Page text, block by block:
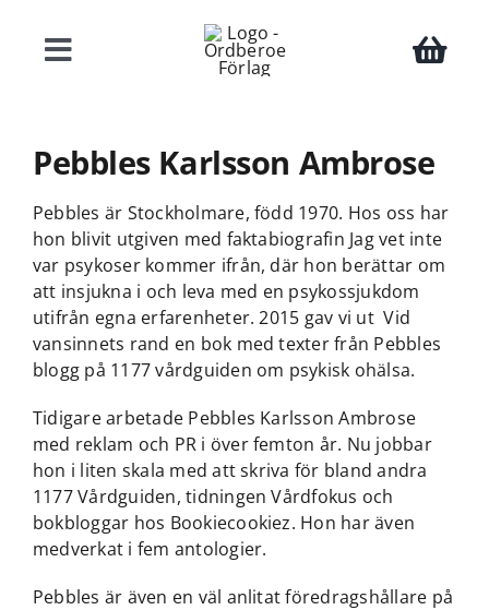
innehålletToggle
Författare
Teman
Press
Kontakt
Pebbles Karlsson Ambrose
Pebbles är Stockholmare, född 1970. Hos oss har
hon blivit utgiven med faktabiografin Jag vet inte
var psykoser kommer ifrån, där hon berättar om
att insjukna i och leva med en psykossjukdom
utifrån egna erfarenheter. 2015 gav vi utVid
vansinnets rand en bok med texter från Pebbles
blogg på 1177 vårdguiden om psykisk ohälsa.
Tidigare arbetade Pebbles Karlsson Ambrose
med reklam och PR i över femton år. Nu jobbar
hon i liten skala med att skriva för bland andra
1177 Vårdguiden, tidningen Vårdfokus och
bokbloggar hos Bookiecookiez. Hon har även
medverkat i fem antologier.
Pebbles är även en väl anlitat föredragshållare på